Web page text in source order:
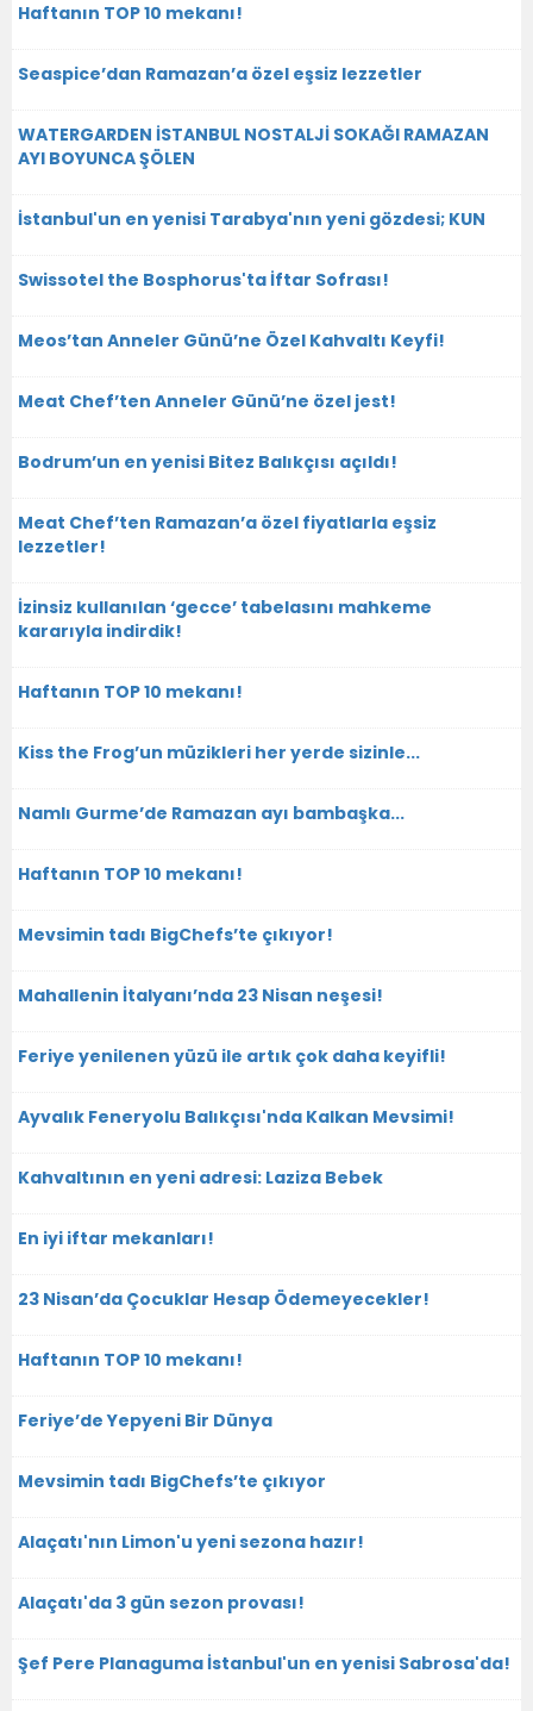
Haftanın TOP 10 mekanı!
Seaspice’dan Ramazan’a özel eşsiz lezzetler
WATERGARDEN İSTANBUL NOSTALJİ SOKAĞI RAMAZAN
AYI BOYUNCA ŞÖLEN
İstanbul'un en yenisi Tarabya'nın yeni gözdesi; KUN
Swissotel the Bosphorus'ta İftar Sofrası!
Meos’tan Anneler Günü’ne Özel Kahvaltı Keyfi!
Meat Chef’ten Anneler Günü’ne özel jest!
Bodrum’un en yenisi Bitez Balıkçısı açıldı!
Meat Chef’ten Ramazan’a özel fiyatlarla eşsiz
lezzetler!
İzinsiz kullanılan ‘gecce’ tabelasını mahkeme
kararıyla indirdik!
Haftanın TOP 10 mekanı!
Kiss the Frog’un müzikleri her yerde sizinle...
Namlı Gurme’de Ramazan ayı bambaşka...
Haftanın TOP 10 mekanı!
Mevsimin tadı BigChefs’te çıkıyor!
Mahallenin İtalyanı’nda 23 Nisan neşesi!
Feriye yenilenen yüzü ile artık çok daha keyifli!
Ayvalık Feneryolu Balıkçısı'nda Kalkan Mevsimi!
Kahvaltının en yeni adresi: Laziza Bebek
En iyi iftar mekanları!
23 Nisan’da Çocuklar Hesap Ödemeyecekler!
Haftanın TOP 10 mekanı!
Feriye’de Yepyeni Bir Dünya
Mevsimin tadı BigChefs’te çıkıyor
Alaçatı'nın Limon'u yeni sezona hazır!
Alaçatı'da 3 gün sezon provası!
Şef Pere Planaguma İstanbul'un en yenisi Sabrosa'da!